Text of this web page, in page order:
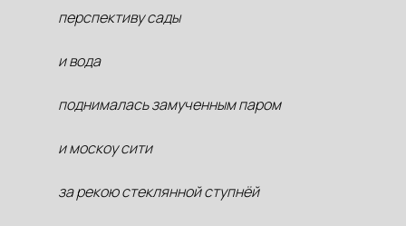
перспективу сады
и вода
поднималась замученным паром
и москоу сити
за рекою стеклянной ступнёй